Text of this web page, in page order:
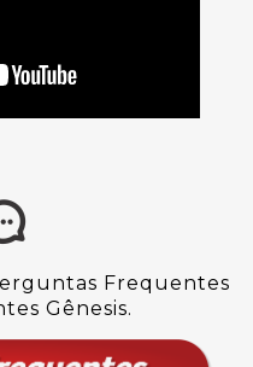
Frequentes
Gênesis.